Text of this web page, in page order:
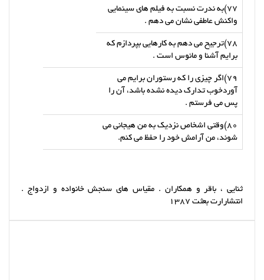
77)به ندرت نسبت به فیلم های سینمایی
واکنش عاطفی نشان می دهم .
78)ترجیح می دهم به کارهایی بپردازم که
برایم آشنا و مانوس است .
79)اگر چیزی را که رستوران برایم می
آوردخوب تدارک دیده نشده باشد، آن را
پس می فرستم .
80)وقتی اشخاص نزدیک به من هیجانی می
شوند، من آرامش خود را حفظ می کنم.
ثنایی ، باقر و همکاران . مقیاس های سنجش خانواده و ازدواج .
انتشارارت بعثت 1387